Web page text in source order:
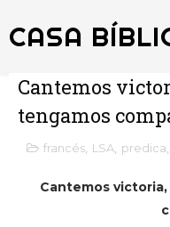
CASA
Cantemos
tengamos
francés LSA predica
Cantemos